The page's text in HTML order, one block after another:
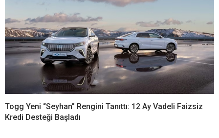
Togg Yeni “Seyhan” Rengini Tanıttı: 12 Ay Vadeli Faizsiz
Kredi Desteği Başladı